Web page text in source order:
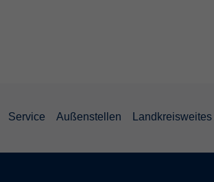
Service Außenstellen